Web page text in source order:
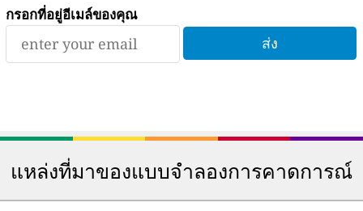
กรอกที่อยู่อีเมล์ของคุณ
แหล่งที่มาของแบบจำลองการคาดการณ์